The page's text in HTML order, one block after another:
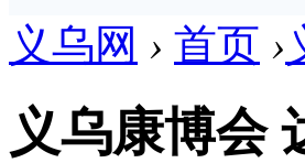
义乌网 › 首页 ›
义乌康博会